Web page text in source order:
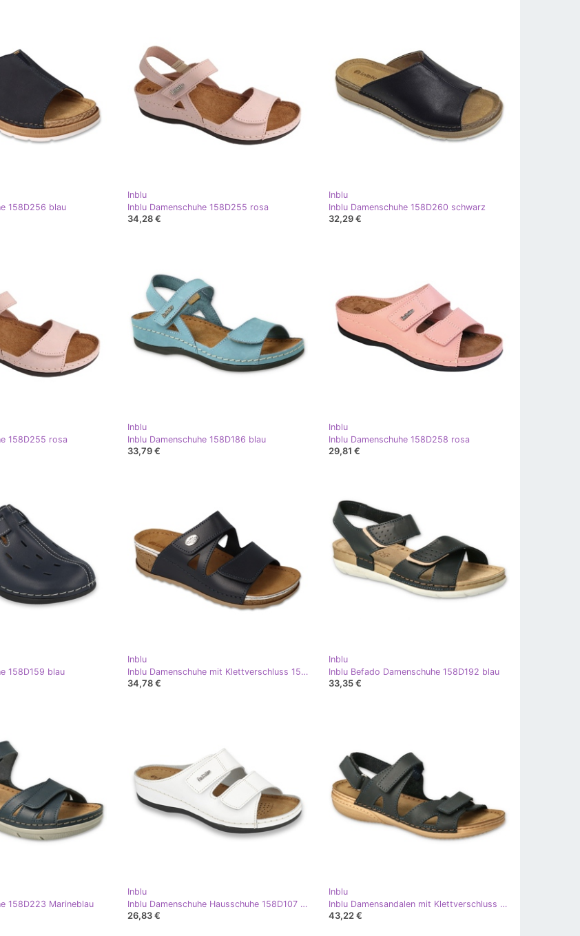
158D256 blau
Inblu
Inblu Damenschuhe 158D255 rosa
34,28 €
Inblu
Inblu Damenschuhe 158D260 schwarz
32,29 €
158D255 rosa
Inblu
Inblu Damenschuhe 158D186 blau
33,79 €
Inblu
Inblu Damenschuhe 158D258 rosa
29,81 €
158D159 blau
Inblu
Inblu Damenschuhe mit Klettverschluss 158D252 blau
34,78 €
Inblu
Inblu Befado Damenschuhe 158D192 blau
33,35 €
158D223 Marineblau
Inblu
Inblu Damenschuhe Hausschuhe 158D107 weiß
26,83 €
Inblu
Inblu Damensandalen mit Klettverschluss 158D235 Marineblau
43,22 €